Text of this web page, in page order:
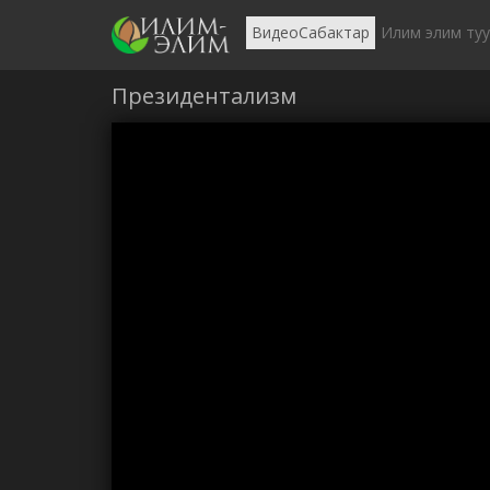
ВидеоСабактар Илим элим
Президентализм